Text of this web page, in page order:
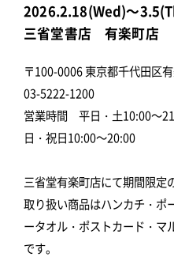
2026.2.18(Wed)～
三省堂書店 有楽町店
〒100-0006 東京都千代田区
03-5222-1200
営業時間 平日・土10:00～
日・祝日10:00～20:00
三省堂有楽町店にて期間限定
取り扱い商品はハンカチ・ポ
ータオル・ポストカード・マ
です。